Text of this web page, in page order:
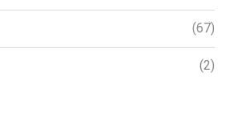
(67)
(2)